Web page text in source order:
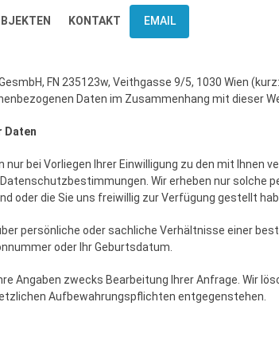
KONTAKT EMAIL
FN 235123w, Veithgasse 9/5, 1030 Wien
Daten im Zusammenhang mit dieser
Daten
bei Vorliegen Ihrer Einwilligung zu den mit Ihnen
Wir erheben nur solche
oder die Sie uns freiwillig zur Verfügung gestellt
persönliche oder sachliche Verhältnisse einer
oder Ihr Geburtsdatum.
Angaben zwecks Bearbeitung Ihrer Anfrage. Wir
Aufbewahrungspflichten entgegenstehen.